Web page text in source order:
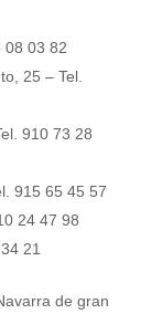
08 03 82
25 – Tel.
910 73 28
915 65 45 57
24 47 98
21
de gran